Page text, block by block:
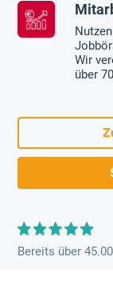
Wir
über
Bereits über